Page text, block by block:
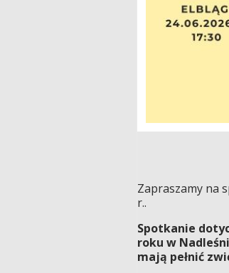
Zapraszamy na
r..
Spotkanie
roku w
mają pełnić